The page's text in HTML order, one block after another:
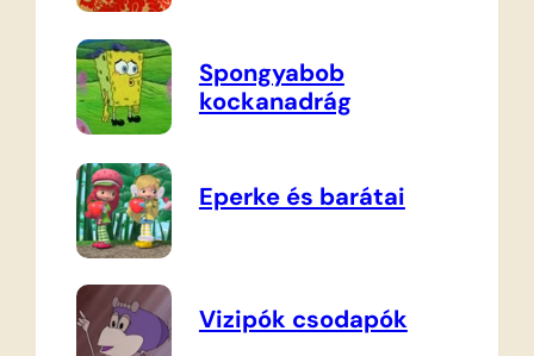
Spongyabob
kockanadrág
Eperke és barátai
Vizipók csodapók